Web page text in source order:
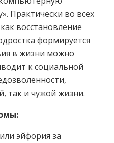
Практически во всех
восстановление
формируется
в жизни можно
к социальной
так и чужой жизни.
эйфория за